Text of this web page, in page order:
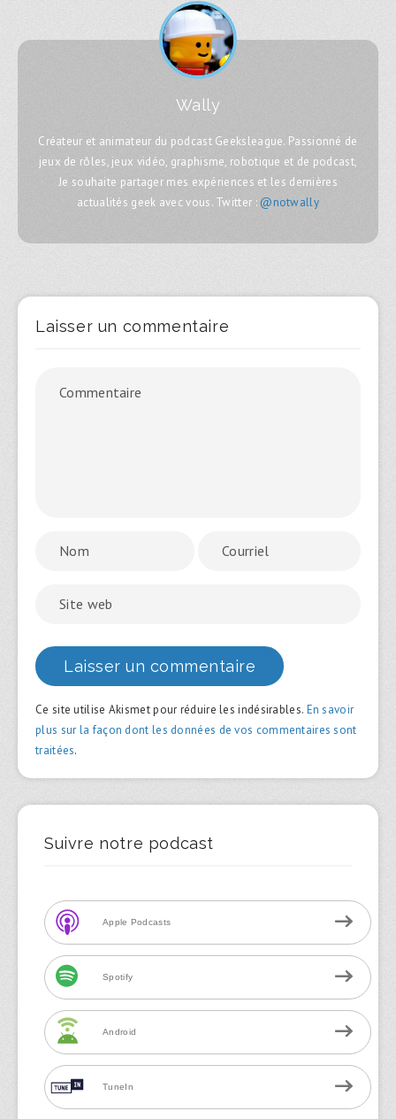
Wally
Créateur et animateur du podcast Geeksleague. Passionné de
jeux de rôles, jeux vidéo, graphisme, robotique et de podcast,
Je souhaite partager mes expériences et les dernières
actualités geek avec vous. Twitter : @notwally
Laisser un commentaire
Ce site utilise Akismet pour réduire les indésirables. En savoir
plus sur la façon dont les données de vos commentaires sont
traitées.
Suivre notre podcast
Apple Podcasts
Spotify
Android
TuneIn